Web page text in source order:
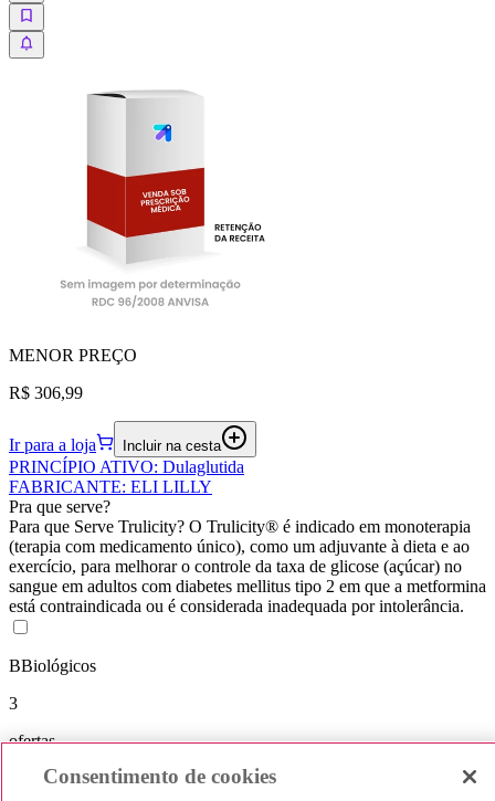
MENOR PREÇO
R$ 306,99
Ir para a loja Incluir na cesta
PRINCÍPIO ATIVO: Dulaglutida
FABRICANTE: ELI LILLY
Pra que serve?
Para que Serve Trulicity? O Trulicity® é indicado em monoterapia
(terapia com medicamento único), como um adjuvante à dieta e ao
exercício, para melhorar o controle da taxa de glicose (açúcar) no
sangue em adultos com diabetes mellitus tipo 2 em que a metformina
está contraindicada ou é considerada inadequada por intolerância.
BBiológicos
3
ofertas
Melhores preços a partir deR$ 306,99
Consentimento de cookies